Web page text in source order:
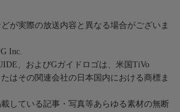
が実際の放送内容と異なる場合がございま
Inc.
、およびGガイドロゴは、米国TiVo
はその関連会社の日本国内における商標ま
している記事・写真等あらゆる素材の無断